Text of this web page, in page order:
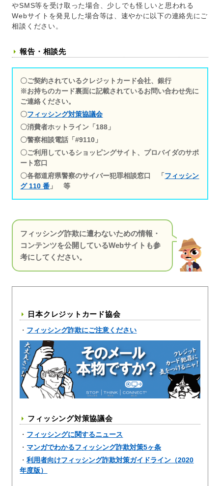
やSMS等を受け取った場合、少しでも怪しいと思われる
Webサイトを発見した場合等は、速やかに以下の連絡先にご
相談ください。
報告・相談先
〇ご契約されているクレジットカード会社、銀行
※お持ちのカード裏面に記載されているお問い合わせ先に
ご連絡ください。
〇フィッシング対策協議会
〇消費者ホットライン「188」
〇警察相談電話「#9110」
〇ご利用しているショッピングサイト、プロバイダのサポ
ート窓口
〇各都道府県警察のサイバー犯罪相談窓口 「 フィッシン
グ 110 番 」 等
フィッシング詐欺に遭わないための情報・
コンテンツを公開しているWebサイトも参
考にしてください。
日本クレジットカード協会
・ フィッシング詐欺にご注意ください
フィッシング対策協議会
・ フィッシングに関するニュース
・ マンガでわかるフィッシング詐欺対策5ヶ条
・利用者向けフィッシング詐欺対策ガイドライン（2020
年度版）